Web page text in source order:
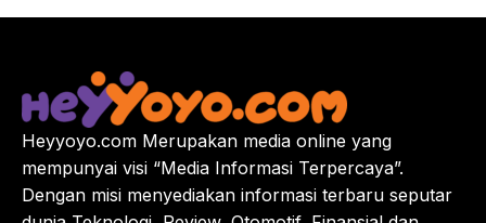
Heyyoyo.com Merupakan media online yang
mempunyai visi “Media Informasi Terpercaya”.
Dengan misi menyediakan informasi terbaru seputar